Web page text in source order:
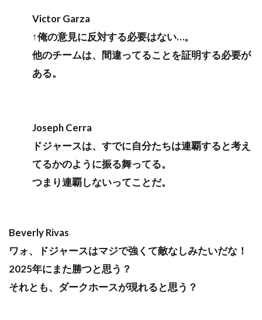
Victor Garza
↑俺の意見に反対する必要はない…。
他のチームは、間違ってることを証明する必要が
ある。
Joseph Cerra
ドジャースは、すでに自分たちは連覇すると考え
てるかのように振る舞ってる。
つまり連覇しないってことだ。
Beverly Rivas
ワォ、ドジャースはマジで強くて敵なしみたいだな！
2025年にまた勝つと思う？
それとも、ダークホースが現れると思う？